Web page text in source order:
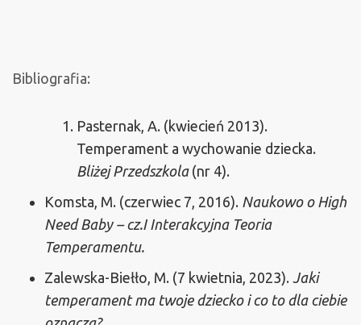
Bibliografia:
Pasternak, A. (kwiecień 2013).
Temperament a wychowanie dziecka.
Bliżej Przedszkola (nr 4).
Komsta, M. (czerwiec 7, 2016). Naukowo o High
Need Baby – cz.I Interakcyjna Teoria
Temperamentu.
Zalewska-Biełło, M. (7 kwietnia, 2023). Jaki
temperament ma twoje dziecko i co to dla ciebie